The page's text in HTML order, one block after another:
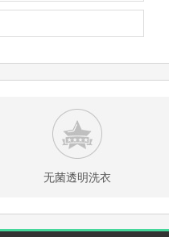
无菌透明洗衣